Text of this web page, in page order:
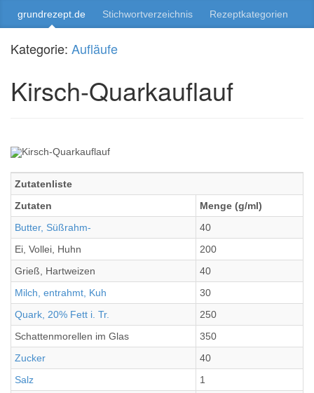
grundrezept.de Stichwortverzeichnis Rezeptkategorien
Kategorie: Aufläufe
Kirsch-Quarkauflauf
Zutatenliste
Zutaten
Menge (g/ml)
Butter, Süßrahm-
40
Ei, Vollei, Huhn
200
Grieß, Hartweizen
40
Milch, entrahmt, Kuh
30
Quark, 20% Fett i. Tr.
250
Schattenmorellen im Glas
350
Zucker
40
Salz
1